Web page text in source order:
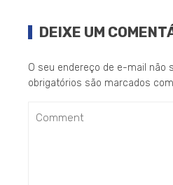
DEIXE UM
O seu endereço de e-mail não
obrigatórios são marcados com